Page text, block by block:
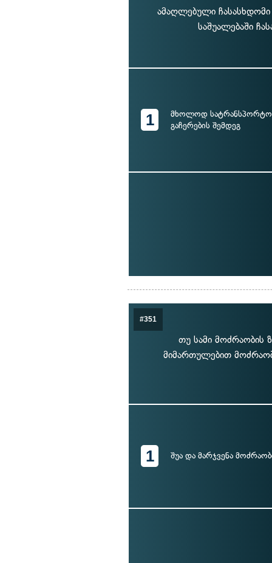
ამაღლებული ჩასასხდომი
საშუალებაში
1
მხოლოდ სატრანსპორტო
გაჩერების შემდეგ
#351
თუ სამი მოძრაობის
მიმართულებით
1 შუა და მარჯვენა